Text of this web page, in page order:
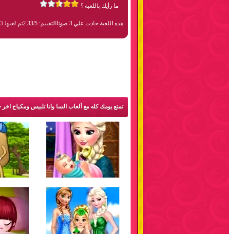
ما رأيك باللعبة ؟
هذه اللعبة حاذت علي 3 صوتا التقييم: 2.33/5 تم لعبها 2,013 مره
تمتع يومك كله مع ألعاب السا وانا تلبيس ومكياج